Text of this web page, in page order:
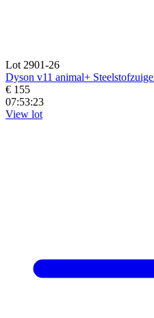
Lot 2901-26
Dyson v11 animal+
€ 155
07:53:21
View lot